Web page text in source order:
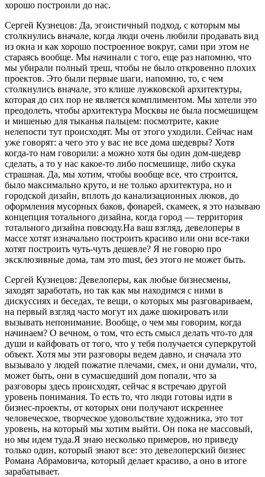
хорошо построили до нас.
Сергей Кузнецов: Да, эгоистичный подход, с которым мы
столкнулись вначале, когда люди очень любили продавать вид
из окна и как хорошо построенное вокруг, сами при этом не
стараясь вообще. Мы начинали с того, еще раз напомню, что
мы убирали полный треш, чтобы не было откровенно плохих
проектов. Это были первые шаги, напомню, то, с чем
столкнулись вначале, это клише лужковской архитектуры,
которая до сих пор не является комплиментом. Мы хотели это
преодолеть, чтобы архитектура Москвы не была посмешищем
и мишенью для тыканья пальцем: посмотрите, какие
нелепости тут происходят. Мы от этого уходили. Сейчас нам
уже говорят: а чего это у вас не все дома шедевры? Хотя
когда-то нам говорили: а можно хотя бы один дом-шедевр
сделать, а то у нас какое-то либо посмешище, либо скука
страшная. Да, мы хотим, чтобы вообще все, что строится,
было максимально круто, и не только архитектура, но и
городской дизайн, вплоть до канализационных люков, до
оформления мусорных баков, фонарей, скамеек, я это называю
концепция тотального дизайна, когда город — территория
тотального дизайна повсюду.На ваш взгляд, девелоперы в
массе хотят изначально построить красиво или они все-таки
хотят построить чуть-чуть дешевле? Я не говорю про
эксклюзивные дома, там это must, без этого не может быть.
Сергей Кузнецов: Девелоперы, как любые бизнесмены,
заходят заработать, но так как мы находимся с ними в
дискуссиях и беседах, те вещи, о которых мы разговариваем,
на первый взгляд часто могут их даже шокировать или
вызывать непонимание. Вообще, о чем мы говорим, когда
начинаем? О вечном, о том, что есть смысл делать что-то для
души и кайфовать от того, что у тебя получается суперкрутой
объект. Хотя мы эти разговоры ведем давно, и сначала это
вызывало у людей пожатие плечами, смех, и они думали, что,
может быть, они в сумасшедший дом попали, что за
разговоры здесь происходят, сейчас я встречаю другой
уровень понимания. То есть то, что люди готовы идти в
бизнес-проекты, от которых они получают искреннее
человеческое, творческое удовольствие художника, это тот
уровень, на который мы хотим выйти. Он пока не массовый,
но мы идем туда.Я знаю несколько примеров, но приведу
только один, который знают все: это девелоперский бизнес
Романа Абрамовича, который делает красиво, а оно в итоге
зарабатывает.